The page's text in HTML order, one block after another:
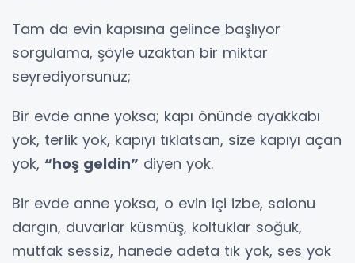
Tam da evin kapısına gelince başlıyor
sorgulama, şöyle uzaktan bir miktar
seyrediyorsunuz;
Bir evde anne yoksa; kapı önünde ayakkabı
yok, terlik yok, kapıyı tıklatsan, size kapıyı açan
yok, “hoş geldin” diyen yok.
Bir evde anne yoksa, o evin içi izbe, salonu
dargın, duvarlar küsmüş, koltuklar soğuk,
mutfak sessiz, hanede adeta tık yok, ses yok